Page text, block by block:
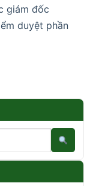
giám đốc
duyệt phần